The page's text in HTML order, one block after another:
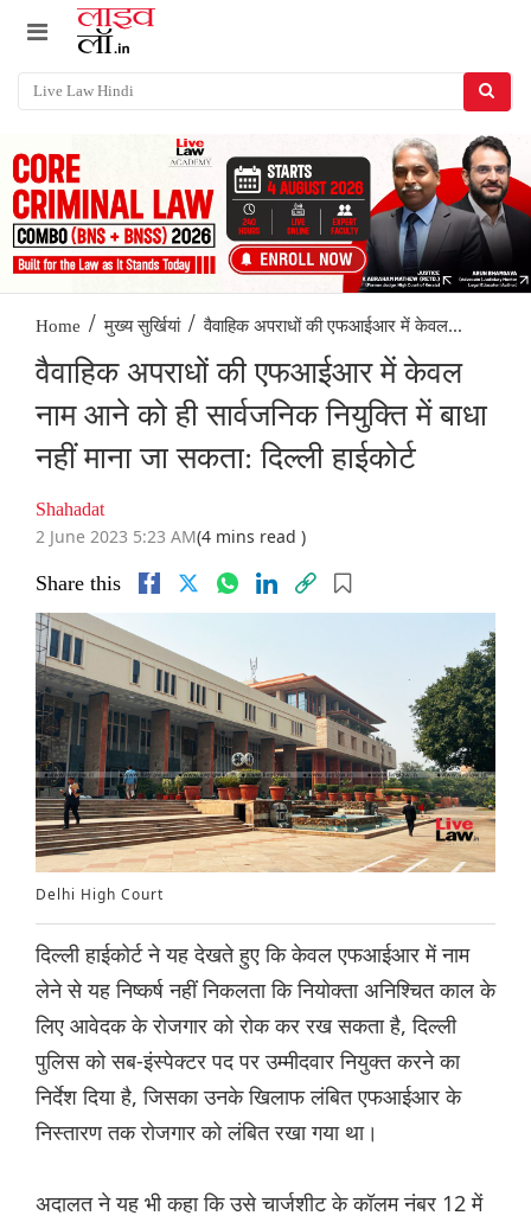
Home / मुख्य सुर्खियां / वैवाहिक अपराधों की एफआईआर में केवल...
वैवाहिक अपराधों की एफआईआर में केवल
नाम आने को ही सार्वजनिक नियुक्ति में बाधा
नहीं माना जा सकता: दिल्ली हाईकोर्ट
Shahadat
2 June 2023 5:23 AM(4 mins read )
Share this
Delhi High Court
दिल्ली हाईकोर्ट ने यह देखते हुए कि केवल एफआईआर में नाम
लेने से यह निष्कर्ष नहीं निकलता कि नियोक्ता अनिश्चित काल के
लिए आवेदक के रोजगार को रोक कर रख सकता है, दिल्ली
पुलिस को सब-इंस्पेक्टर पद पर उम्मीदवार नियुक्त करने का
निर्देश दिया है, जिसका उनके खिलाफ लंबित एफआईआर के
निस्तारण तक रोजगार को लंबित रखा गया था।
अदालत ने यह भी कहा कि उसे चार्जशीट के कॉलम नंबर 12 में